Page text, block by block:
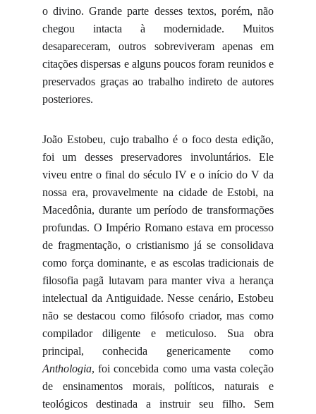
o divino. Grande parte desses textos, porém, não
chegou intacta à modernidade. Muitos
desapareceram, outros sobreviveram apenas em
citações dispersas e alguns poucos foram reunidos e
preservados graças ao trabalho indireto de autores
posteriores.
João Estobeu, cujo trabalho é o foco desta edição,
foi um desses preservadores involuntários. Ele
viveu entre o final do século IV e o início do V da
nossa era, provavelmente na cidade de Estobi, na
Macedônia, durante um período de transformações
profundas. O Império Romano estava em processo
de fragmentação, o cristianismo já se consolidava
como força dominante, e as escolas tradicionais de
filosofia pagã lutavam para manter viva a herança
intelectual da Antiguidade. Nesse cenário, Estobeu
não se destacou como filósofo criador, mas como
compilador diligente e meticuloso. Sua obra
principal, conhecida genericamente como
Anthologia, foi concebida como uma vasta coleção
de ensinamentos morais, políticos, naturais e
teológicos destinada a instruir seu filho. Sem